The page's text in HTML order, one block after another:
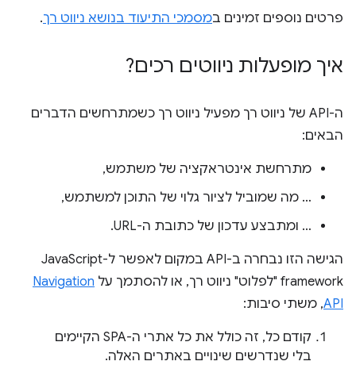
פרטים נוספים זמינים במסמכי התיעוד בנושא ניווט רך.
איך מופעלות ניווטים רכים?
ה-API של ניווט רך מפעיל ניווט רך כשמתרחשים הדברים
הבאים:
מתרחשת אינטראקציה של משתמש,
… מה שמוביל לציור גלוי של התוכן למשתמש,
… ומתבצע עדכון של כתובת ה-URL.
הגישה הזו נבחרה ב-API במקום לאפשר ל-JavaScript
framework "לפלוט" ניווט רך, או להסתמך על
Navigation
API, משתי סיבות:
קודם כל, זה כולל את כל אתרי ה-SPA הקיימים
בלי שנדרשים שינויים באתרים האלה.